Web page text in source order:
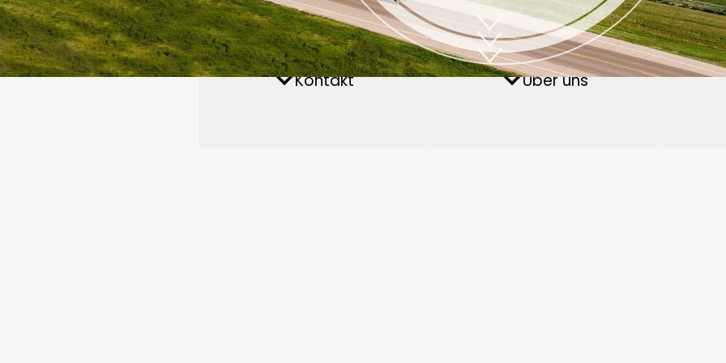
Ersatzteile und Zubehör
Futtermittelwerk Biomasse-Pellet-Anlage
Pelletieranlage für
Fischfutter
Nachrichten FAQs
Kontakt Über uns